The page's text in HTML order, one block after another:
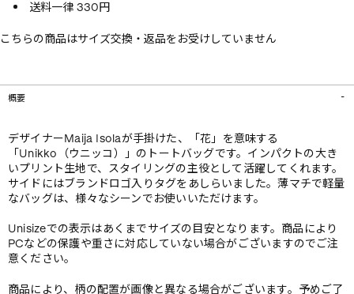
送料一律 330円
こちらの商品はサイズ交換・返品をお受けしていません
概要
デザイナーMaija Isolaが手掛けた、「花」を意味する
「Unikko（ウニッコ）」のトートバッグです。インパクトの大き
いプリント生地で、スタイリングの主役として活躍してくれます。
サイドにはブランドロゴ入りタグをあしらいました。薄マチで軽量
なバッグは、様々なシーンでお使いいただけます。
Unisizeでの表示はあくまでサイズの目安となります。商品により
PCなどの保護や重さに対応していない場合がございますのでご注
意ください。
商品により、柄の配置が画像と異なる場合がございます。予めご了